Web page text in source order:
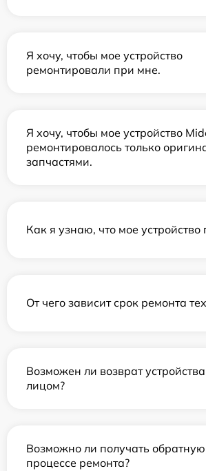
Я хочу, чтобы мое устройство
ремонтировали при мне.
Я хочу, чтобы мое устройство
ремонтировалось только
запчастями.
Как я узнаю, что мое устройство
От чего зависит срок ремонта
Возможен ли возврат
лицом?
Возможно ли получать обратную
процессе ремонта?